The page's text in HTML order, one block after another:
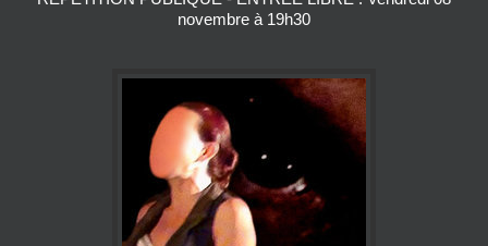
novembre à 19h30